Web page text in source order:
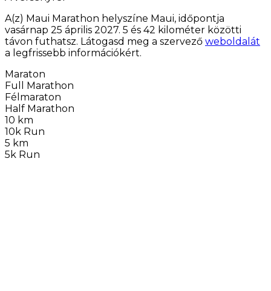
A(z) Maui Marathon helyszíne Maui, időpontja
vasárnap 25 április 2027. 5 és 42 kilométer közötti
távon futhatsz. Látogasd meg a szervező weboldalát
a legfrissebb információkért.
Maraton
Full Marathon
Félmaraton
Half Marathon
10 km
10k Run
5 km
5k Run